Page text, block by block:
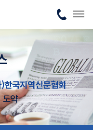
한국지역신문협회
도약